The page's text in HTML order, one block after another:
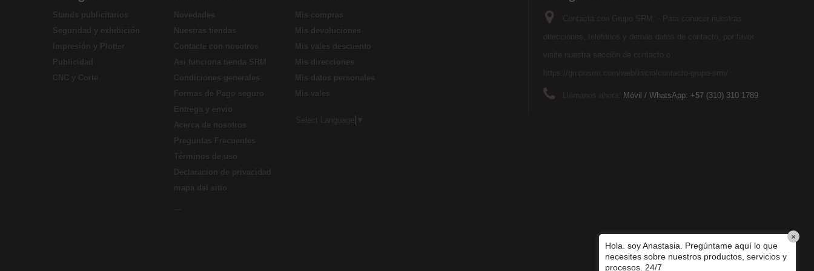
Stands publicitarios
Seguridad y exhibición
Impresión y Plotter
Publicidad
CNC y Corte
Novedades
Nuestras tiendas
Contacte con nosotros
Asi funciona tienda SRM
Condiciones generales
Formas de Pago seguro
Entrega y envio
Acerca de nosotros
Preguntas Frecuentes
Términos de uso
Declaracion de privacidad
mapa del sitio
Mis compras
Mis devoluciones
Mis vales descuento
Mis direcciones
Mis datos personales
Mis vales
Móvil / WhatsApp: +57 (310) 310 1789